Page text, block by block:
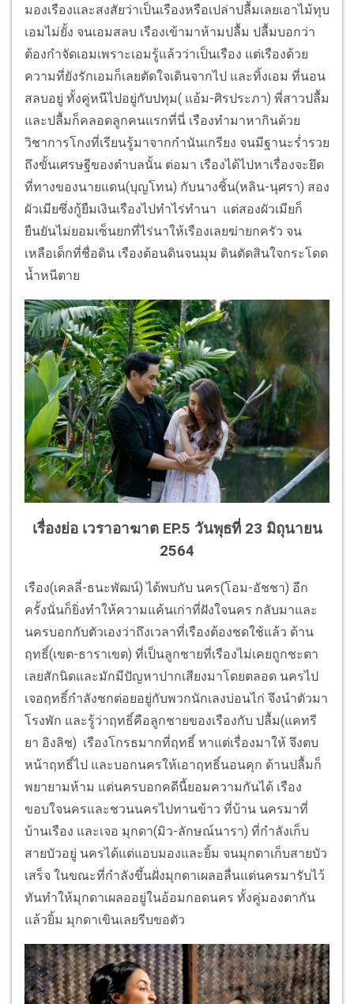
มองเรืองและสงสัยว่าเป็นเรืองหรือเปล่าปลื้มเลยเอาไม้ทุบ
เอมไม่ยั้ง จนเอมสลบ เรืองเข้ามาห้ามปลื้ม ปลื้มบอกว่า
ต้องกำจัดเอมเพราะเอมรู้แล้วว่าเป็นเรือง แต่เรืองด้วย
ความที่ยังรักเอมก็เลยตัดใจเดินจากไป และทิ้งเอม ที่นอน
สลบอยู่ ทั้งคู่หนีไปอยู่กับปทุม( แอ้ม-ศิรประภา) พี่สาวปลื้ม
และปลื้มก็คลอดลูกคนแรกที่นี่ เรืองทำมาหากินด้วย
วิชาการโกงที่เรียนรู้มาจากกำนันเกรียง จนมีฐานะร่ำรวย
ถึงขั้นเศรษฐีของตำบลนั้น ต่อมา เรืองได้ไปหาเรื่องจะยึด
ที่ทางของนายแดน(บุญโทน) กับนางชิ้น(หลิน-นุศรา) สอง
ผัวเมียซึ่งกู้ยืมเงินเรืองไปทำไร่ทำนา แต่สองผัวเมียก็
ยืนยันไม่ยอมเซ็นยกที่ไร่นาให้เรืองเลยฆ่ายกครัว จน
เหลือเด็กที่ชื่อดิน เรืองต้อนดินจนมุม ดินตัดสินใจกระโดด
น้ำหนีตาย
เรื่องย่อ เวราอาฆาต EP.5 วันพุธที่ 23 มิถุนายน
2564
เรือง(เคลลี่-ธนะพัฒน์) ได้พบกับ นคร(โอม-อัชชา) อีก
ครั้งนั่นก็ยิ่งทำให้ความแค้นเก่าที่ฝังใจนคร กลับมาและ
นครบอกกับตัวเองว่าถึงเวลาที่เรืองต้องชดใช้แล้ว ด้าน
ฤทธิ์(เขต-ธาราเขต) ที่เป็นลูกชายที่เรืองไม่เคยถูกชะตา
เลยสักนิดและมักมีปัญหาปากเสียงมาโดยตลอด นครไป
เจอฤทธิ์กำลังชกต่อยอยู่กับพวกนักเลงบ่อนไก่ จึงนำตัวมา
โรงพัก และรู้ว่าฤทธิ์คือลูกชายของเรืองกับ ปลื้ม(แคทรี
ยา อิงลิช) เรืองโกรธมากที่ฤทธิ์ หาแต่เรื่องมาให้ จึงตบ
หน้าฤทธิ์ไป และบอกนครให้เอาฤทธิ์นอนคุก ด้านปลื้มก็
พยายามห้าม แต่นครบอกคดีนี้ยอมความกันได้ เรือง
ขอบใจนครและชวนนครไปทานข้าว ที่บ้าน นครมาที่
บ้านเรือง และเจอ มุกดา(มิว-ลักษณ์นารา) ที่กำลังเก็บ
สายบัวอยู่ นครได้แต่แอบมองและยิ้ม จนมุกดาเก็บสายบัว
เสร็จ ในขณะที่กำลังขึ้นฝั่งมุกดาเผลอลื่นแต่นครมารับไว้
ทันทำให้มุกดาเผลออยู่ในอ้อมกอดนคร ทั้งคู่มองตากัน
แล้วยิ้ม มุกดาเขินเลยรีบขอตัว